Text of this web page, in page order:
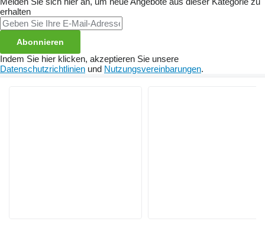
erhalten
Abonnieren
Indem Sie hier klicken, akzeptieren Sie unsere
Datenschutzrichtlinien und Nutzungsvereinbarungen.